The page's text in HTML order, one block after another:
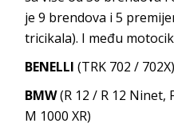
je 9 brendova i 5
tricikala). I među
BENELLI(TRK 702 / 702X)
BMW(R 12 / R 12 Ninet,
M 1000 XR)